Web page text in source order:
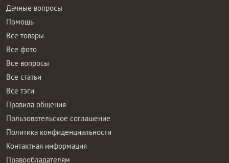
Дачные вопросы
Помощь
Все товары
Все фото
Все вопросы
Все статьи
Все тэги
Правила общения
Пользовательское соглашение
Политика конфиденциальности
Контактная информация
Правообладателям